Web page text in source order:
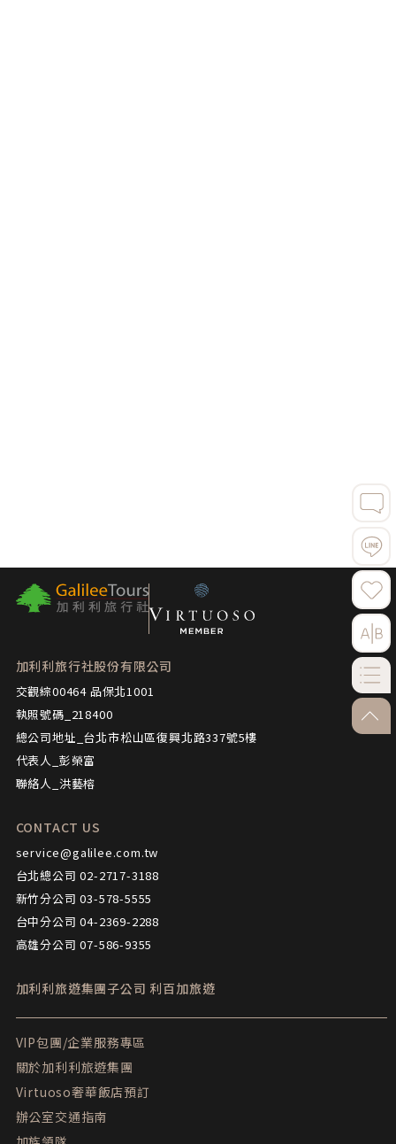
go-
加利利旅行社股份有限公司
交觀綜00464 品保北1001
執照號碼_218400
總公司地址_台北市松山區復興北路337號5樓
代表人_彭榮富
聯絡人_洪藝榕
CONTACT US
service@galilee.com.tw
台北總公司 02-2717-3188
新竹分公司 03-578-5555
台中分公司 04-2369-2288
高雄分公司 07-586-9355
加利利旅遊集團子公司 利百加旅遊
VIP包團/企業服務專區
關於加利利旅遊集團
Virtuoso奢華飯店預訂
辦公室交通指南